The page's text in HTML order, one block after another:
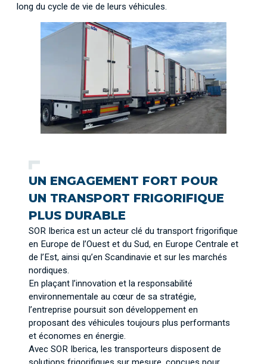
long du cycle de vie de leurs véhicules.
UN ENGAGEMENT FORT POUR
UN TRANSPORT FRIGORIFIQUE
PLUS DURABLE
SOR Iberica est un acteur clé du transport frigorifique
en Europe de l’Ouest et du Sud, en Europe Centrale et
de l’Est, ainsi qu’en Scandinavie et sur les marchés
nordiques.
En plaçant l’innovation et la responsabilité
environnementale au cœur de sa stratégie,
l’entreprise poursuit son développement en
proposant des véhicules toujours plus performants
et économes en énergie.
Avec SOR Iberica, les transporteurs disposent de